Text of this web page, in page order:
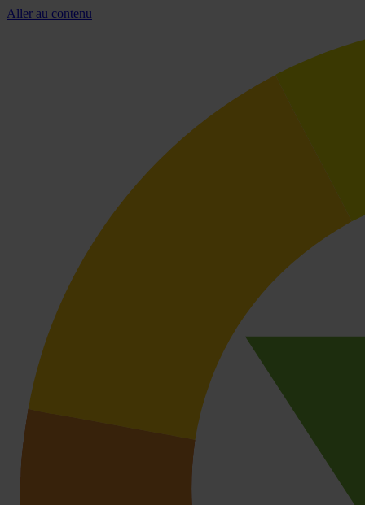
Aller au contenu